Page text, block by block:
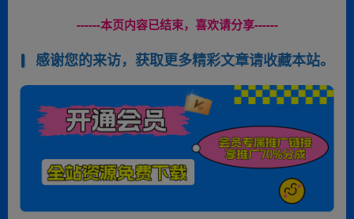
------本页内容已结束，喜欢请分享------
感谢您的来访，获取更多精彩文章请收藏本站。